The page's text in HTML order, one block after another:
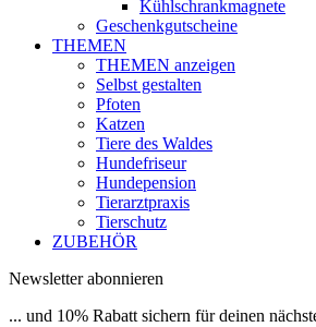
Kühlschrankmagnete
Geschenkgutscheine
THEMEN
THEMEN anzeigen
Selbst gestalten
Pfoten
Katzen
Tiere des Waldes
Hundefriseur
Hundepension
Tierarztpraxis
Tierschutz
ZUBEHÖR
Newsletter abonnieren
... und 10% Rabatt sichern für deinen